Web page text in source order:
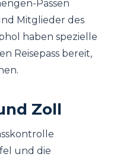
Pässen
Mitglieder des
haben spezielle
Reisepass bereit,
Zoll
und die